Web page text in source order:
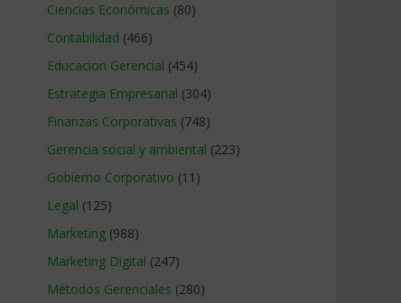
Ciencias Económicas (80)
Contabilidad (466)
Educacion Gerencial (454)
Estrategia Empresarial (304)
Finanzas Corporativas (748)
Gerencia social y ambiental (223)
Gobierno Corporativo (11)
Legal (125)
Marketing (988)
Marketing Digital (247)
Métodos Gerenciales (280)